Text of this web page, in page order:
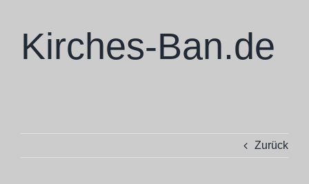
springenKirches-Ban.de
Zurück